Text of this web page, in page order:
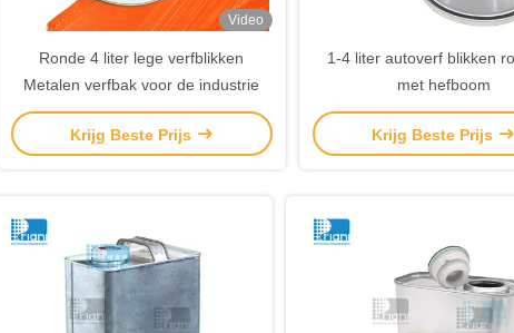
Video
Ronde 4 liter lege verfblikken
Metalen verfbak voor de industrie
Krijg Beste Prijs
1-4 liter autoverf blikken
met hefboom
Krijg Beste Prijs